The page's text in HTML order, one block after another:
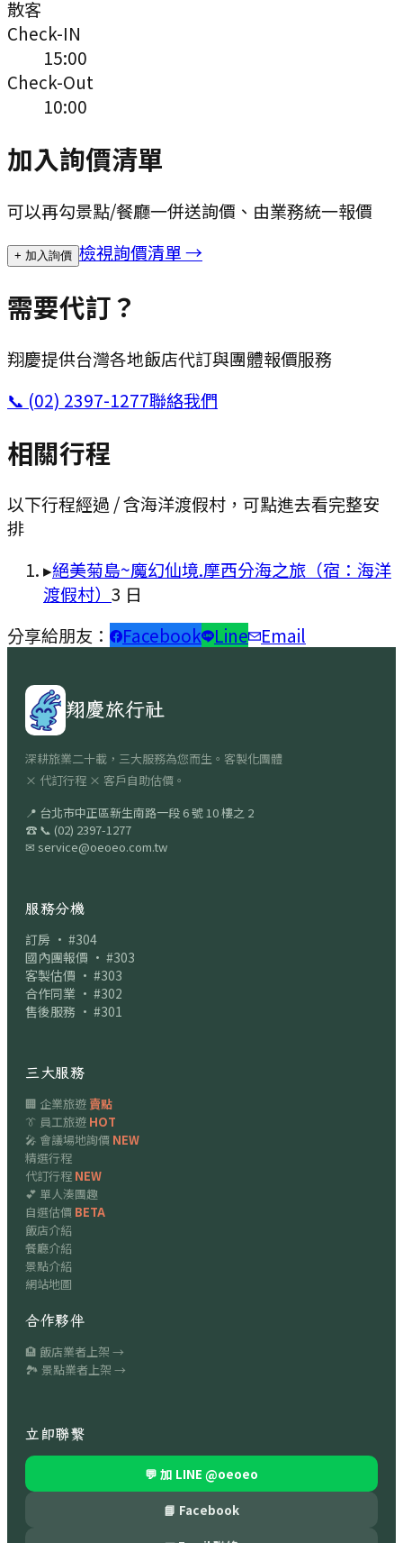
散客
Check-IN
15:00
Check-Out
10:00
加入詢價清單
可以再勾景點/餐廳一併送詢價、由業務統一報價
+ 加入詢價 檢視詢價清單 →
需要代訂？
翔慶提供台灣各地飯店代訂與團體報價服務
📞 (02) 2397-1277聯絡我們
相關行程
以下行程經過 / 含海洋渡假村 ，可點進去看完整安
排
▸絕美菊島~魔幻仙境.摩西分海之旅（宿：海洋
渡假村） 3 日
分享給朋友：
Facebook Line Email
翔慶旅行社
深耕旅業二十載，三大服務為您而生。客製化團體
× 代訂行程 × 客戶自助估價。
📍 台北市中正區新生南路一段 6 號 10 樓之 2
☎ 📞 (02) 2397-1277
✉ service@oeoeo.com.tw
服務分機
訂房 · #304
國內團報價 · #303
客製估價 · #303
合作同業 · #302
售後服務 · #301
三大服務
🏢 企業旅遊賣點
👔 員工旅遊 HOT
🎤 會議場地詢價 NEW
精選行程
代訂行程 NEW
💕 單人湊團趣
自選估價 BETA
飯店介紹
餐廳介紹
景點介紹
網站地圖
合作夥伴
🏨 飯店業者上架 →
🏞 景點業者上架 →
立即聯繫
💬 加 LINE @oeoeo
📘 Facebook